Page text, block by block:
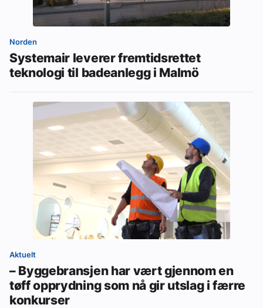
Norden
Systemair leverer fremtidsrettet
teknologi til badeanlegg i Malmö
Aktuelt
– Byggebransjen har vært gjennom en
tøff opprydning som nå gir utslag i færre
konkurser